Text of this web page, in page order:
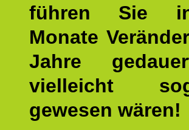
führen Sie
Monate
Jahre
vielleicht
gewesen wären!